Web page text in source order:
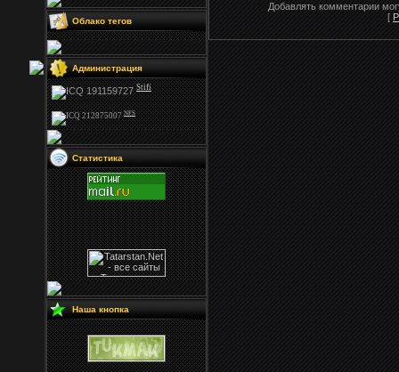
Облако тегов
Администрация
Stifi
NFS
Статистика
Наша кнопка
Добавлять комментарии
[